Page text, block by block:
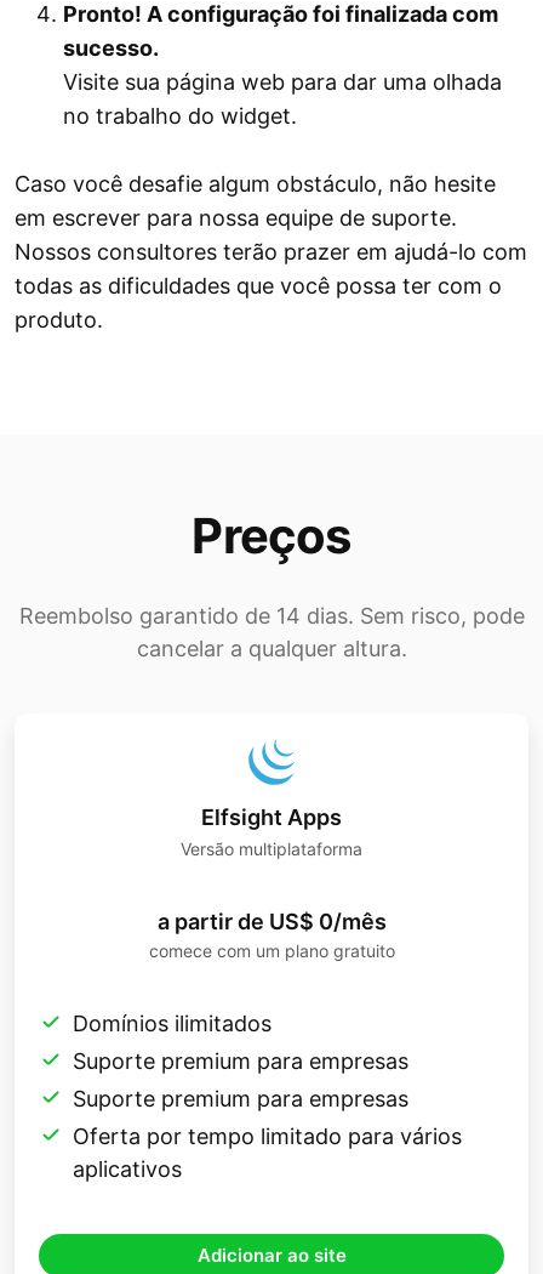
Pronto! A configuração foi finalizada com
sucesso.
Visite sua página web para dar uma olhada
no trabalho do widget.
Caso você desafie algum obstáculo, não hesite
em escrever para nossa equipe de suporte.
Nossos consultores terão prazer em ajudá-lo com
todas as dificuldades que você possa ter com o
produto.
Preços
Reembolso garantido de 14 dias. Sem risco, pode
cancelar a qualquer altura.
Elfsight Apps
Versão multiplataforma
a partir de US$ 0/mês
comece com um plano gratuito
Domínios ilimitados
Suporte premium para empresas
Suporte premium para empresas
Oferta por tempo limitado para vários
aplicativos
Adicionar ao site